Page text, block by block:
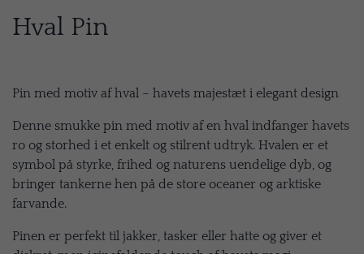
Hval Pin
Pin med motiv af hval – havets majestæt i elegant design
Denne smukke pin med motiv af en hval indfanger havets
ro og storhed i et enkelt og stilrent udtryk. Hvalen er et
symbol på styrke, frihed og naturens uendelige dyb, og
bringer tankerne hen på de store oceaner og arktiske
farvande.
Pinen er perfekt til jakker, tasker eller hatte og giver et